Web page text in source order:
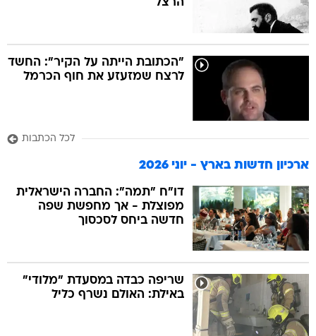
הרצל
"הכתובת הייתה על הקיר": החשד
לרצח שמזעזע את חוף הכרמל
לכל הכתבות
ארכיון חדשות בארץ - יוני 2026
דו"ח "תמה": החברה הישראלית
מפוצלת - אך מחפשת שפה
חדשה ביחס לסכסוך
שריפה כבדה במסעדת "מלודי"
באילת: האולם נשרף כליל